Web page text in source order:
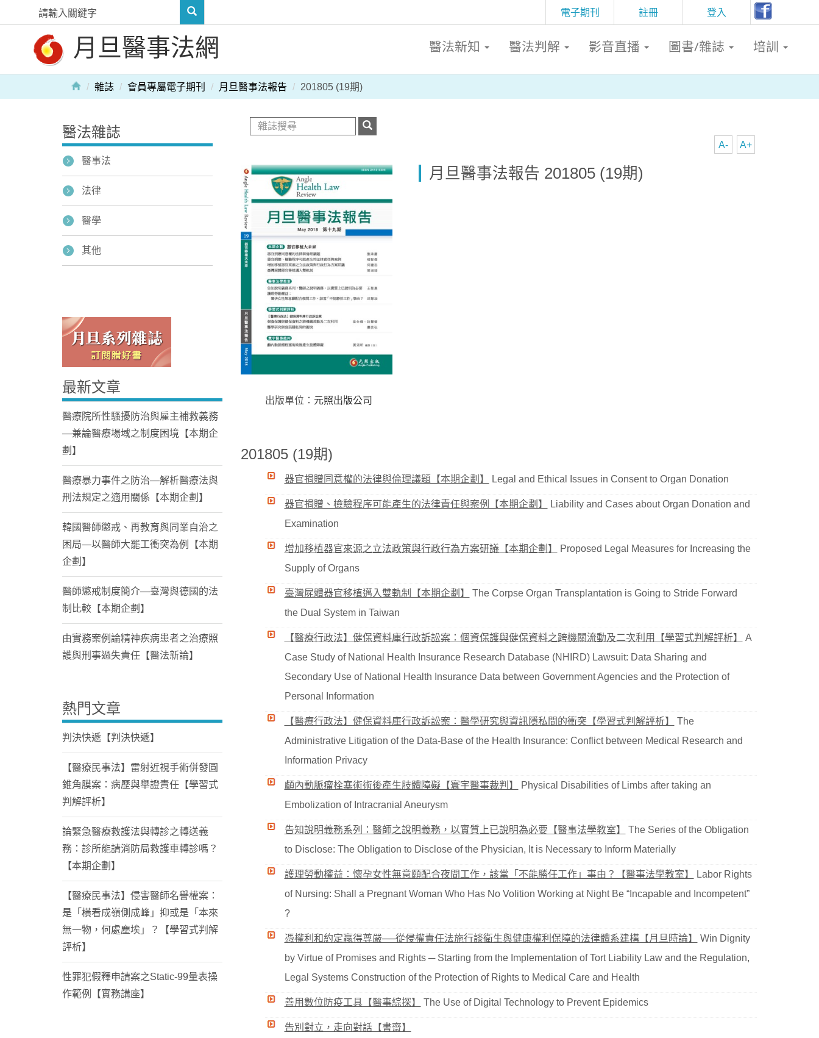
註冊 登入
電子期刊
月旦醫事法網 醫法新知 醫法判解 影音直播 圖書/雜誌 培訓
Home
雜誌 會員專屬電子期刊 月旦醫事法報告 201805 (19期)
A+
A-
出版單位： 元照出版公司
月旦醫事法報告 201805 (19期)
201805 (19期)
器官捐贈同意權的法律與倫理議題【本期企劃】 Legal and Ethical Issues in Consent to Organ Donation
器官捐贈、檢驗程序可能產生的法律責任與案例【本期企劃】
Liability and Cases about Organ Donation and
Examination
增加移植器官來源之立法政策與行政行為方案研議【本期企劃】
Proposed Legal Measures for Increasing the
Supply of Organs
臺灣屍體器官移植邁入雙軌制【本期企劃】
The Corpse Organ Transplantation is Going to Stride Forward
the Dual System in Taiwan
【醫療行政法】健保資料庫行政訴訟案：個資保護與健保資料之跨機關流動及二次利用【學習式判解評析】
A
Case Study of National Health Insurance Research Database (NHIRD) Lawsuit: Data Sharing and
Secondary Use of National Health Insurance Data between Government Agencies and the Protection of
Personal Information
【醫療行政法】健保資料庫行政訴訟案：醫學研究與資訊隱私間的衝突【學習式判解評析】
The
Administrative Litigation of the Data-Base of the Health Insurance: Conflict between Medical Research and
Information Privacy
顱內動脈瘤栓塞術術後產生肢體障礙【寰宇醫事裁判】
Physical Disabilities of Limbs after taking an
Embolization of Intracranial Aneurysm
告知說明義務系列：醫師之說明義務，以實質上已說明為必要【醫事法學教室】
The Series of the Obligation
to Disclose: The Obligation to Disclose of the Physician, It is Necessary to Inform Materially
護理勞動權益：懷孕女性無意願配合夜間工作，該當「不能勝任工作」事由？【醫事法學教室】
Labor Rights
of Nursing: Shall a Pregnant Woman Who Has No Volition Working at Night Be “Incapable and Incompetent”
?
憑權利和約定贏得尊嚴──從侵權責任法施行談衛生與健康權利保障的法律體系建構【月旦時論】
Win Dignity
by Virtue of Promises and Rights ─ Starting from the Implementation of Tort Liability Law and the Regulation,
Legal Systems Construction of the Protection of Rights to Medical Care and Health
善用數位防疫工具【醫事綜探】 The Use of Digital Technology to Prevent Epidemics
告別對立，走向對話【書齋】
醫法雜誌
醫事法
法律
醫學
其他
最新文章
醫療院所性騷擾防治與雇主補救義務
—兼論醫療場域之制度困境【本期企
劃】
醫療暴力事件之防治—解析醫療法與
刑法規定之適用關係【本期企劃】
韓國醫師懲戒、再教育與同業自治之
困局—以醫師大罷工衝突為例【本期
企劃】
醫師懲戒制度簡介—臺灣與德國的法
制比較【本期企劃】
由實務案例論精神疾病患者之治療照
護與刑事過失責任【醫法新論】
熱門文章
判決快遞【判決快遞】
【醫療民事法】雷射近視手術併發圓
錐角膜案：病歷與舉證責任【學習式
判解評析】
論緊急醫療救護法與轉診之轉送義
務：診所能請消防局救護車轉診嗎？
【本期企劃】
【醫療民事法】侵害醫師名譽權案：
是「橫看成嶺側成峰」抑或是「本來
無一物，何處塵埃」？【學習式判解
評析】
性罪犯假釋申請案之Static-99量表操
作範例【實務講座】